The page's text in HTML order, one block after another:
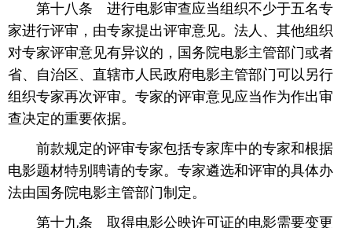
第十八条 进行电影审查应当组织不少于五名专
家进行评审，由专家提出评审意见。法人、其他组织
对专家评审意见有异议的，国务院电影主管部门或者
省、自治区、直辖市人民政府电影主管部门可以另行
组织专家再次评审。专家的评审意见应当作为作出审
查决定的重要依据。
前款规定的评审专家包括专家库中的专家和根据
电影题材特别聘请的专家。专家遴选和评审的具体办
法由国务院电影主管部门制定。
第十九条 取得电影公映许可证的电影需要变更